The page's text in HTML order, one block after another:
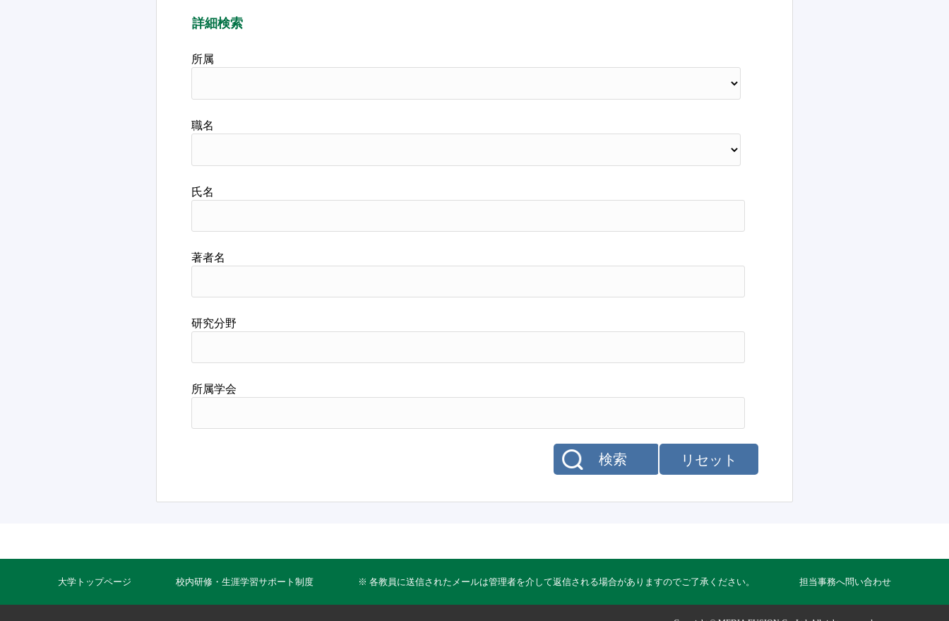
詳細検索
所属
職名
氏名
著者名
研究分野
所属学会
リセット
検索
大学トップページ 校内研修・生涯学習サポート制度 ※ 各教員に送信されたメールは管理者を介して返信される場合がありますのでご了承ください。 担当事務へ問い合わせ